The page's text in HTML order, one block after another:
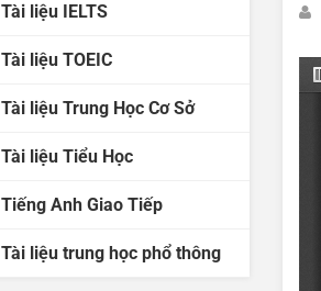
Tài liệu IELTS
Tài liệu TOEIC
Tài liệu Trung Học Cơ Sở
Tài liệu Tiểu Học
Tiếng Anh Giao Tiếp
Tài liệu trung học phổ thông